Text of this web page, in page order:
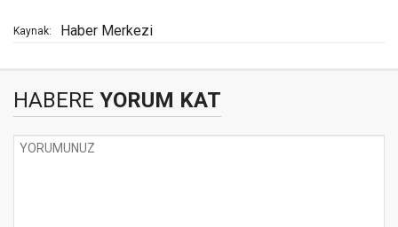
Kaynak: Haber Merkezi
HABERE YORUM KAT